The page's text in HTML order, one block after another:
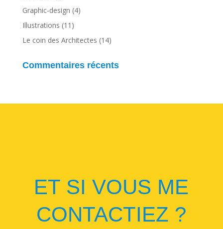
Graphic-design (4)
Illustrations (11)
Le coin des Architectes (14)
Commentaires récents
ET SI VOUS ME
CONTACTIEZ ?